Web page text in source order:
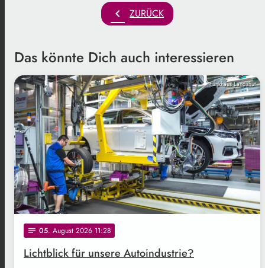
chevron_left ZURÜCK
Das könnte Dich auch interessieren
Funkhaus Landshut
notes 05. August 2026 11:28
Lichtblick für unsere Autoindustrie?